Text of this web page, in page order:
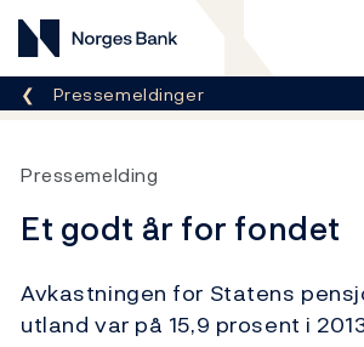
Norges Bank
Her er du nå:
Pressemeldinger
Pressemelding
Et godt år for fondet
Avkastningen for Statens
utland var på 15,9 prosent i